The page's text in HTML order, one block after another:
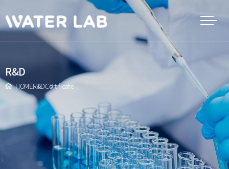
R&D
HOMER&DCertificate